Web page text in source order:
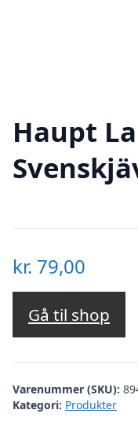
Haupt
kr. 79,00
Gå til shop
Varenummer (SKU):
Kategori: Produkter